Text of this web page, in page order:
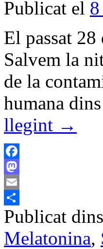
Publicat el
El passat
Salvem la
de la
humana
llegint →
Facebook
Mastodon
Email
Comparteix
Publicat
Melatonina,